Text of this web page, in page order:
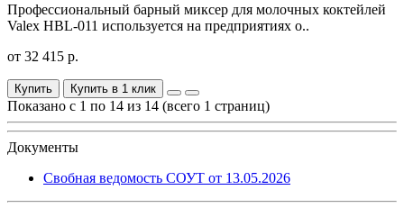
Профессиональный барный миксер для молочных коктейлей
Valex HBL-011 используется на предприятиях о..
от 32 415 р.
Купить Купить в 1 клик
Показано с 1 по 14 из 14 (всего 1 страниц)
Документы
Свобная ведомость СОУТ от 13.05.2026